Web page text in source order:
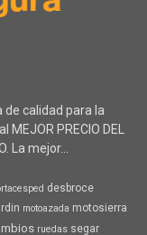
calidad para la
PRECIO DEL
La mejor...
desbroce
motoazada motosierra
ruedas segar